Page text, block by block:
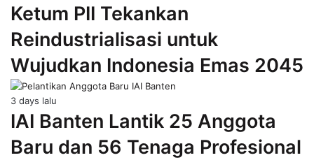
Ketum PII Tekankan
Reindustrialisasi untuk
Wujudkan Indonesia Emas 2045
3 days lalu
IAI Banten Lantik 25 Anggota
Baru dan 56 Tenaga Profesional